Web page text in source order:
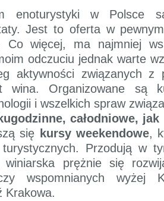
enoturystyki w Polsce
Jest to oferta w
Co więcej, ma najmniej
odczuciu jednak warte
aktywności związanych z
wina. Organizowane są
i wszelkich spraw
całodniowe,
się kursy weekendowe,
Przodują w
winiarska prężnie się
wspomnianych wyżej
Krakowa.